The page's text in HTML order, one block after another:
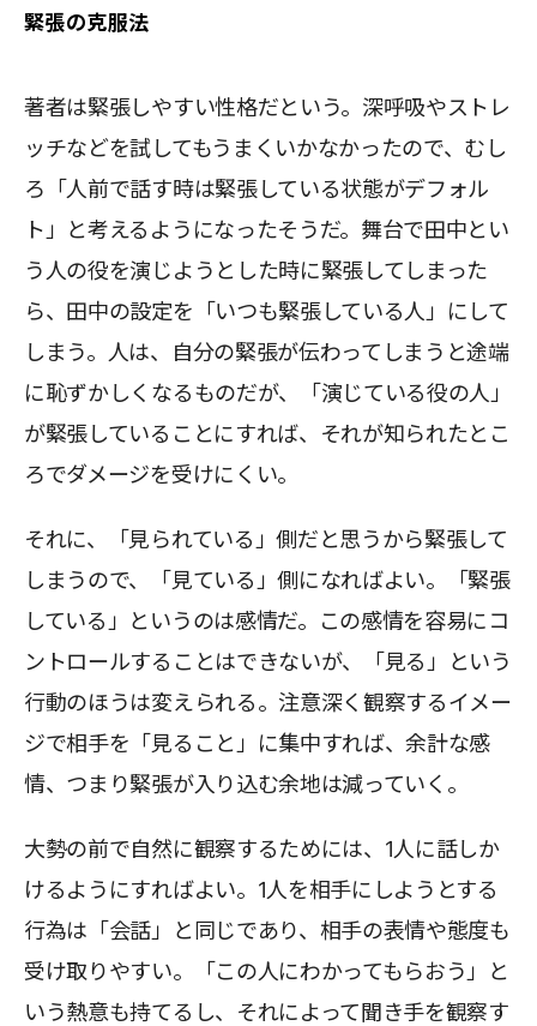
緊張の克服法
著者は緊張しやすい性格だという。深呼吸やストレ
ッチなどを試してもうまくいかなかったので、むし
ろ「人前で話す時は緊張している状態がデフォル
ト」と考えるようになったそうだ。舞台で田中とい
う人の役を演じようとした時に緊張してしまった
ら、田中の設定を「いつも緊張している人」にして
しまう。人は、自分の緊張が伝わってしまうと途端
に恥ずかしくなるものだが、「演じている役の人」
が緊張していることにすれば、それが知られたとこ
ろでダメージを受けにくい。
それに、「見られている」側だと思うから緊張して
しまうので、「見ている」側になればよい。「緊張
している」というのは感情だ。この感情を容易にコ
ントロールすることはできないが、「見る」という
行動のほうは変えられる。注意深く観察するイメー
ジで相手を「見ること」に集中すれば、余計な感
情、つまり緊張が入り込む余地は減っていく。
大勢の前で自然に観察するためには、1人に話しか
けるようにすればよい。1人を相手にしようとする
行為は「会話」と同じであり、相手の表情や態度も
受け取りやすい。「この人にわかってもらおう」と
いう熱意も持てるし、それによって聞き手を観察す